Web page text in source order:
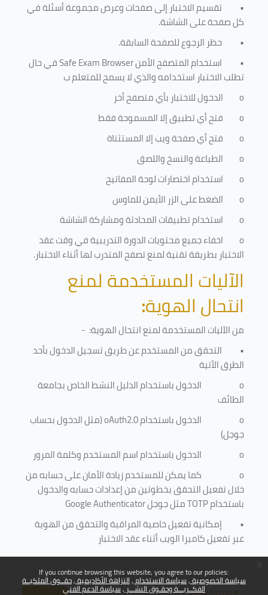
If you continue browsing this website, you agree to our policies:
سياسة الخصوصية سياسة الاستخدام النزاهة الأكاديمية حقــوق الملكيــة
الفكــريـــة وحقـوق النشـــر سياسة الدعم الفني
• تقسيم الاختبار إلى صفحات وعرض مجموعة أسئلة في
كل صفحة على الشاشة.
• حظر الرجوع للصفحة السابقة.
• استخدام المتصفح الأمنSafe Exam Browserفي حال
تطلب الاختبار استخدامه والذي لا يسمح للمتعلم ب
o
الدخول للاختبار بأي متصفح أخر
o
فتح أي تطبيق إلا المسموحة فقط
o
فتح أي صفحة ويب إلا المستثناة
o
الطباعة والنسخ واللصق
o
استخدام اختصارات لوحة المفاتيح
o
الضغط على الزر الأيمن للماوس
o
استخدام تطبيقات المحادثة ومشاركة الشاشة
o
اخفاء جميع محتويات الدورة التدريبية في وقت عقد
الاختبار بطريقة تقنية لمنع تصفح المتدرب لها أثناء الاختبار.
الآليات المستخدمة لمنع
انتحال الهوية:
من الآليات المستخدمة لمنعانتحال الهوية: -
• التحقق من المستخدم عن طريق تسجيل الدخول بأحد
الطرق الأتية
o
الدخول باستخدام الدليل النشط الخاص بجامعة
الطائف
o
الدخول باستخدامoAuth2.0(مثل الدخول بحساب
جوجل)
o
الدخول باستخدام اسم المستخدم وكلمة المرور
o
كما يمكن للمستخدم زيادة الأمان على حسابه من
خلال تفعيل التحقق بخطوتين من إعدادات حسابه والدخول
باستخدامTOTPمثل جوجلGoogle Authenticator
• إمكانية تفعيل خاصية المراقبة والتحقق من الهوية
عبر تفعيل كاميرا الويب أثناء عقد الاختبار